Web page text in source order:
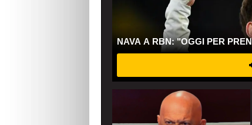
NAVA A RBN: "OGGI PER